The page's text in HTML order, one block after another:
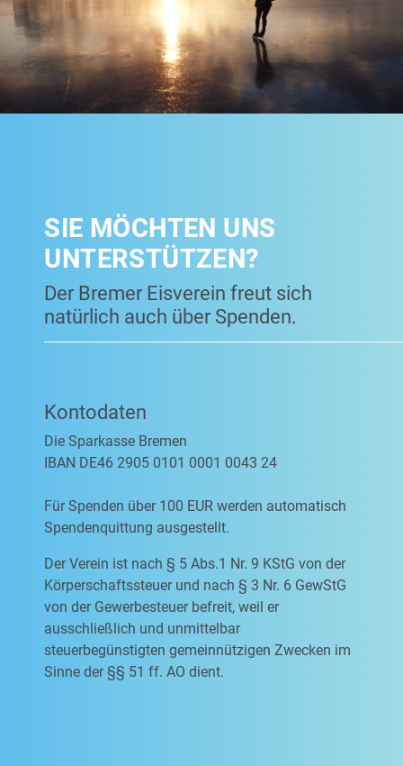
SIE MÖCHTEN UNS
UNTERSTÜTZEN?
Der Bremer Eisverein freut sich
natürlich auch über Spenden.
Kontodaten
Die Sparkasse Bremen
IBAN DE46 2905 0101 0001 0043 24
Für Spenden über 100 EUR werden automatisch
Spendenquittung ausgestellt.
Der Verein ist nach § 5 Abs.1 Nr. 9 KStG von der
Körperschaftssteuer und nach § 3 Nr. 6 GewStG
von der Gewerbesteuer befreit, weil er
ausschließlich und unmittelbar
steuerbegünstigten gemeinnützigen Zwecken im
Sinne der §§ 51 ff. AO dient.